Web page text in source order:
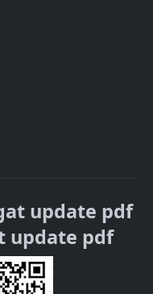
update pdf
update pdf